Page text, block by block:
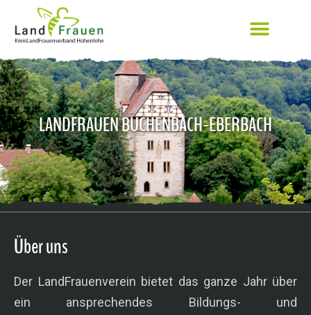
LANDFRAUEN BUCHENBACH-EBERBACH
Über uns
Der LandFrauenverein bietet das ganze Jahr über
ein ansprechendes Bildungs- und